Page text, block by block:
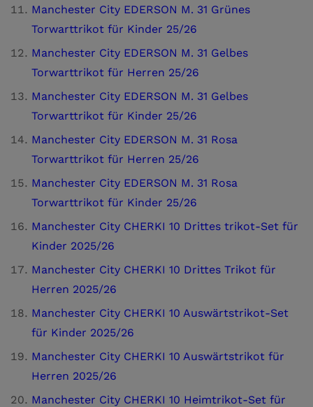
Manchester City EDERSON M. 31 Grünes
Torwarttrikot für Kinder 25/26
Manchester City EDERSON M. 31 Gelbes
Torwarttrikot für Herren 25/26
Manchester City EDERSON M. 31 Gelbes
Torwarttrikot für Kinder 25/26
Manchester City EDERSON M. 31 Rosa
Torwarttrikot für Herren 25/26
Manchester City EDERSON M. 31 Rosa
Torwarttrikot für Kinder 25/26
Manchester City CHERKI 10 Drittes trikot-Set für
Kinder 2025/26
Manchester City CHERKI 10 Drittes Trikot für
Herren 2025/26
Manchester City CHERKI 10 Auswärtstrikot-Set
für Kinder 2025/26
Manchester City CHERKI 10 Auswärtstrikot für
Herren 2025/26
Manchester City CHERKI 10 Heimtrikot-Set für